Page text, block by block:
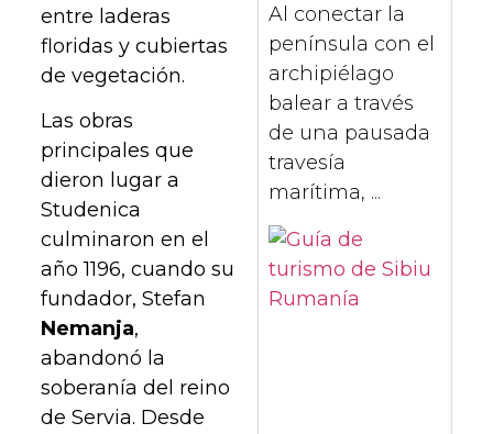
entre laderas
floridas y cubiertas
de vegetación.
Las obras
principales que
dieron lugar a
Studenica
culminaron en el
año 1196, cuando su
fundador, Stefan
Nemanja,
abandonó la
soberanía del reino
de Servia. Desde
Al conectar la
península con el
archipiélago
balear a través
de una pausada
travesía
marítima, ...